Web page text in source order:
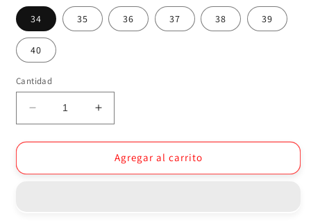
34 35 36 37 38 39
40
Cantidad
Reducir
cantidad
para
1573
Aumentar
cantidad
para
Tenis
1573
Agregar al carrito